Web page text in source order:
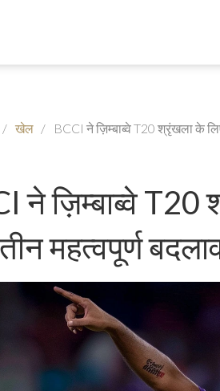
खेल BCCI ने ज़िम्बाब्वे T20 श्रृंखला के
ने ज़िम्बाब्वे T20
महत्वपूर्ण